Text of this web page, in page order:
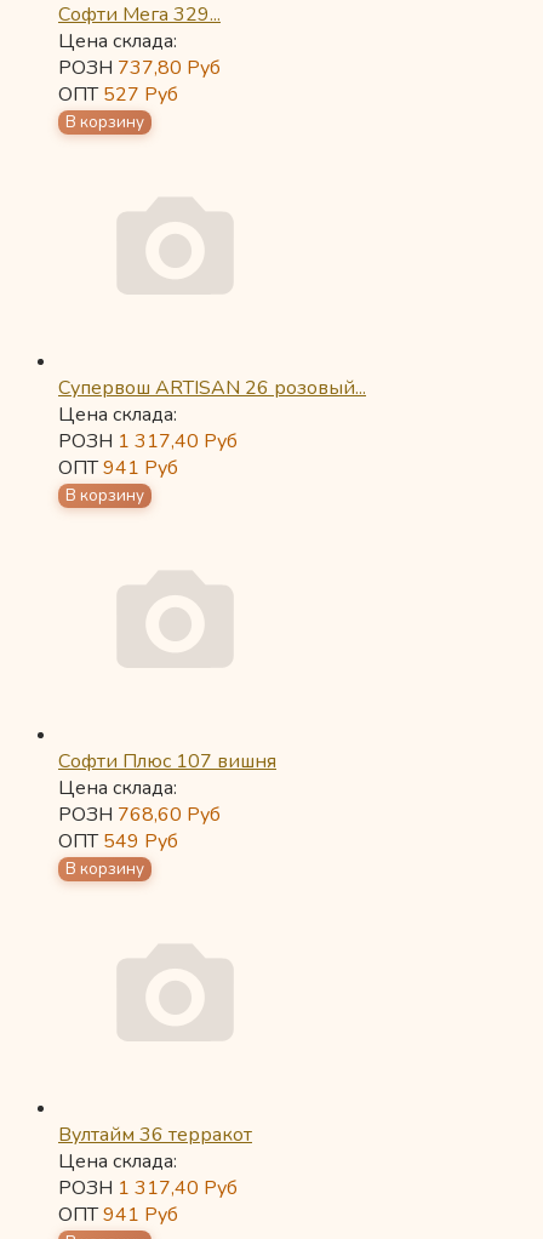
Софти Мега 329...
Цена склада:
РОЗН 737,80 Руб
ОПТ527 Руб
Супервош ARTISAN 26 розовый...
Цена склада:
РОЗН 1 317,40 Руб
ОПТ941 Руб
Софти Плюс 107 вишня
Цена склада:
РОЗН 768,60 Руб
ОПТ549 Руб
Вултайм 36 терракот
Цена склада:
РОЗН 1 317,40 Руб
ОПТ941 Руб